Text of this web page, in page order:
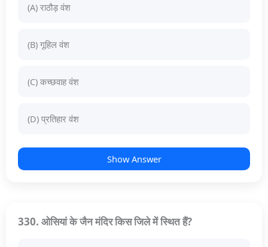
(A) राठौड़ वंश
(B) गूहिल वंश
(C) कच्छवाह वंश
(D) प्रतिहार वंश
Show Answer
330. ओसियां के जैन मंदिर किस जिले में स्थित हैं?